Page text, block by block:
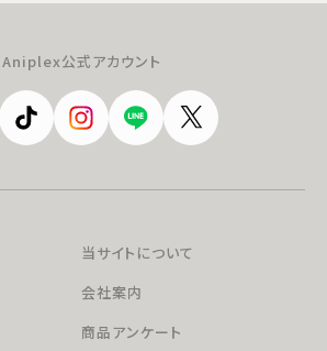
Aniplex公式アカウント
当サイトについて
会社案内
商品アンケート